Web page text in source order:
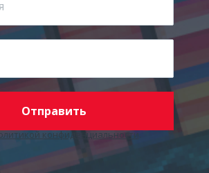
конфиденциальности.